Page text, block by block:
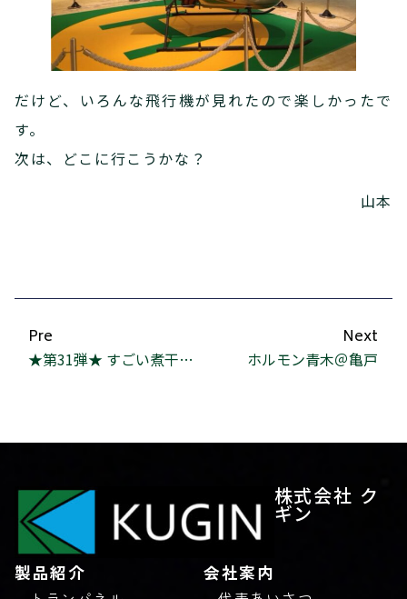
だけど、いろんな飛行機が見れたので楽しかったで
す。
次は、どこに行こうかな？
山本
Pre
★第31弾★ すごい煮干ラーメン 凪 他2件
Next
ホルモン青木＠亀戸
株式会社 ク
ギン
製品紹介 会社案内